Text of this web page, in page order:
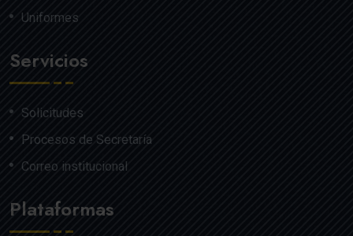
Uniformes
Servicios
Solicitudes
Procesos de Secretaría
Correo institucional
Plataformas